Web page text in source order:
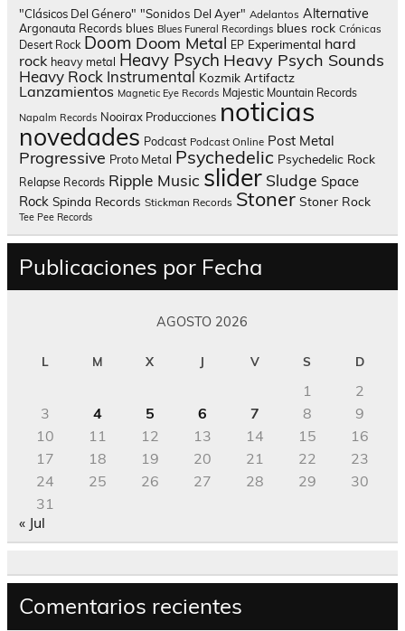
"Clásicos Del Género" "Sonidos Del Ayer" Adelantos Alternative
Argonauta Records blues Blues Funeral Recordings blues rock Crónicas
Desert Rock Doom Doom Metal EP Experimental hard
rock heavy metal Heavy Psych Heavy Psych Sounds
Heavy Rock Instrumental Kozmik Artifactz
Lanzamientos Magnetic Eye Records Majestic Mountain Records
Napalm Records Nooirax Producciones noticias
novedades Podcast Podcast Online Post Metal
Progressive Proto Metal Psychedelic Psychedelic Rock
Relapse Records Ripple Music slider Sludge Space
Rock Spinda Records Stickman Records Stoner Stoner Rock
Tee Pee Records
Publicaciones por Fecha
AGOSTO 2026
L M X J V S D
1
2
3
4 5 6 7 8
9
10
11 12 13 14 15
16
17
18 19 20 21 22
23
24
25 26 27 28 29
30
31
« Jul
Comentarios recientes